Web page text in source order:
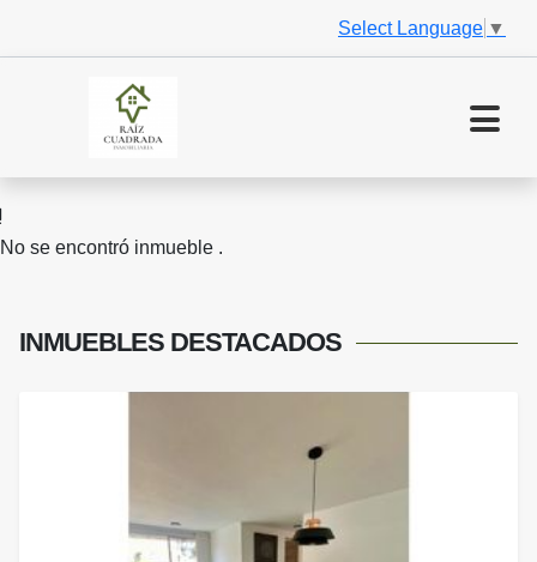
Select Language ▼
No se encontró inmueble .
INMUEBLES DESTACADOS